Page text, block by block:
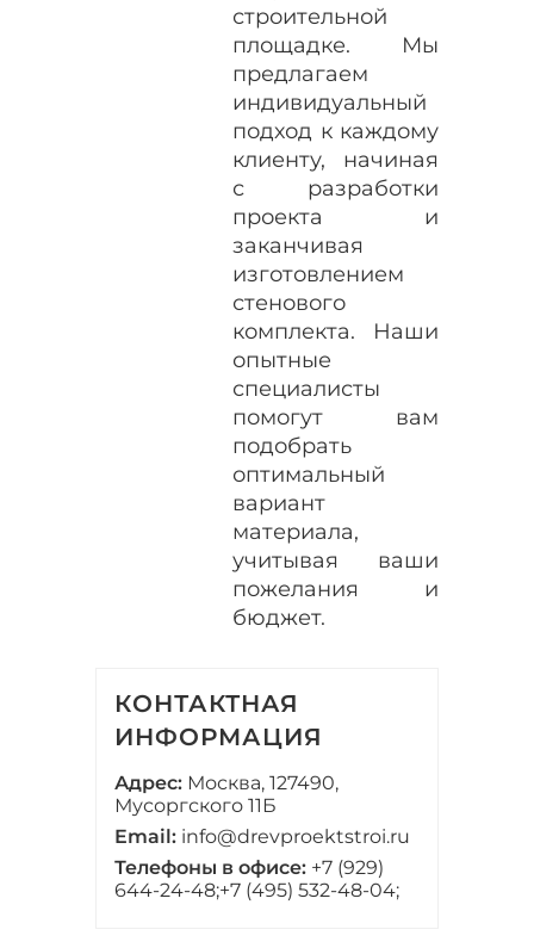
строительной
площадке. Мы
предлагаем
индивидуальный
подход к каждому
клиенту, начиная
с разработки
проекта и
заканчивая
изготовлением
стенового
комплекта. Наши
опытные
специалисты
помогут вам
подобрать
оптимальный
вариант
материала,
учитывая ваши
пожелания и
бюджет.
КОНТАКТНАЯ
ИНФОРМАЦИЯ
Адрес: Москва, 127490,
Мусоргского 11Б
Email: info@drevproektstroi.ru
Телефоны в офисе: +7 (929)
644-24-48;+7 (495) 532-48-04;